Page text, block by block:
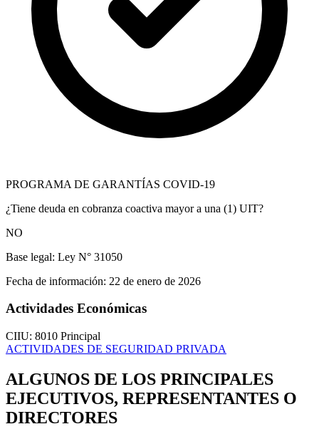
PROGRAMA DE GARANTÍAS COVID-19
¿Tiene deuda en cobranza coactiva mayor a una (1) UIT?
NO
Base legal: Ley N° 31050
Fecha de información: 22 de enero de 2026
Actividades Económicas
CIIU: 8010 Principal
ACTIVIDADES DE SEGURIDAD PRIVADA
ALGUNOS DE LOS PRINCIPALES
EJECUTIVOS, REPRESENTANTES O
DIRECTORES